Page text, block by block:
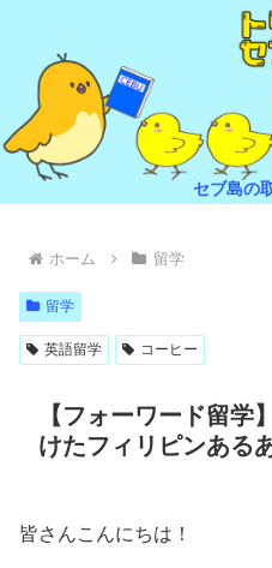
セブ島の
ホーム 留学
留学
英語留学 コーヒー
【フォーワード留学
けたフィリピンある
皆さんこんにちは！